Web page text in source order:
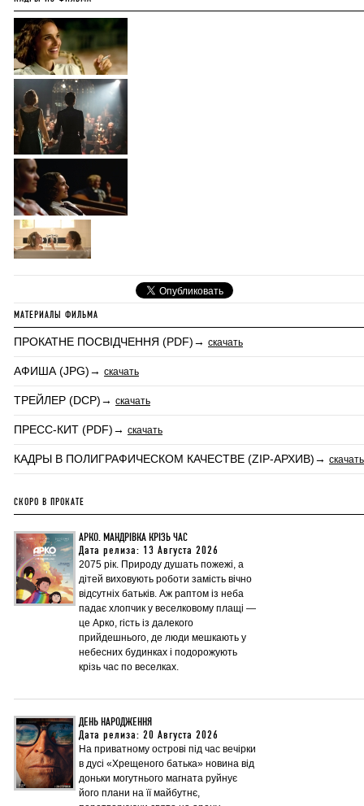
МАТЕРИАЛЫ ФИЛЬМА
ПРОКАТНЕ ПОСВІДЧЕННЯ (PDF)→ скачать
АФИША (JPG)→ скачать
ТРЕЙЛЕР (DCP)→ скачать
ПРЕСС-КИТ (PDF)→ скачать
КАДРЫ В ПОЛИГРАФИЧЕСКОМ КАЧЕСТВЕ (ZIP-АРХИВ)→ скачать
СКОРО В ПРОКАТЕ
АРКО. МАНДРІВКА КРІЗЬ ЧАС
Дата релиза: 13 Августа 2026
2075 рік. Природу душать пожежі, а
дітей виховують роботи замість вічно
відсутніх батьків. Аж раптом із неба
падає хлопчик у веселковому плащі —
це Арко, гість із далекого
прийдешнього, де люди мешкають у
небесних будинках і подорожують
крізь час по веселках.
ДЕНЬ НАРОДЖЕННЯ
Дата релиза: 20 Августа 2026
На приватному острові під час вечірки
в дусі «Хрещеного батька» новина від
доньки могутнього магната руйнує
його плани на її майбутнє,